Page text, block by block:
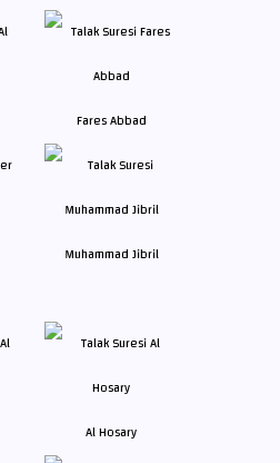
Fares Abbad
Muhammad Jibril
Al Hosary